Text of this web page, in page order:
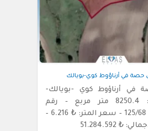
حصة في أرناؤوط كوي-بويالك
في أرناؤوط كوي -بويالك-
المساحة: 8250.4 متر مربع – رقم
القطعة: 125/68 – سعر المتر: ₺ 6.216 –
₺ 51.284.592